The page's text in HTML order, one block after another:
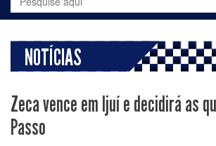
NOTÍCIAS
Zeca vence em Ijuí e decidirá as
Passo